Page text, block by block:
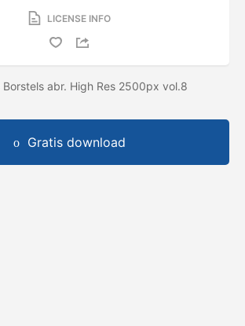
LICENSE INFO
abr. High Res 2500px vol.8
Gratis download